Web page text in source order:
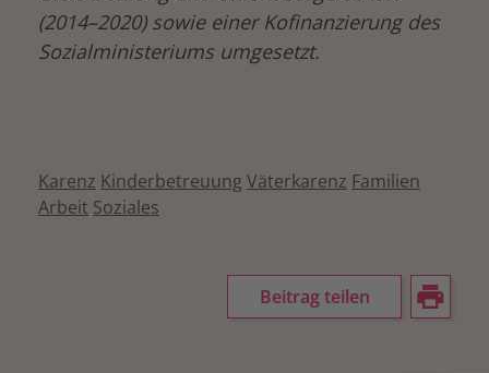
(2014–2020) sowie einer Kofinanzierung des
Sozialministeriums umgesetzt.
Karenz Kinderbetreuung Väterkarenz Familien
Arbeit Soziales
Beitrag teilen